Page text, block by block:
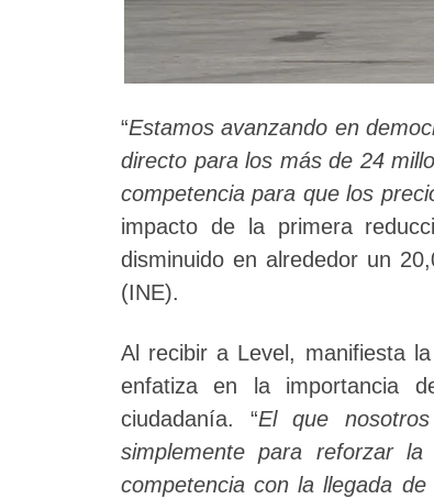
“Estamos avanzando en
directo para los más de 24
competencia para que los
impacto de la primera
disminuido en alrededor un
(INE).
Al recibir a Level, manifiesta
enfatiza en la importancia
ciudadanía. “El que
simplemente para reforzar
competencia con la llegada